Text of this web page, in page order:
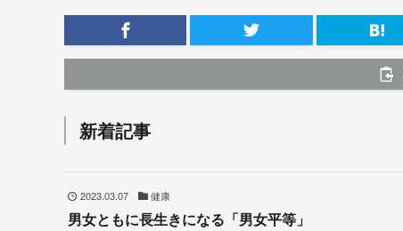
新着記事
2023.03.07 健康
男女ともに長生きになる「男女平等」